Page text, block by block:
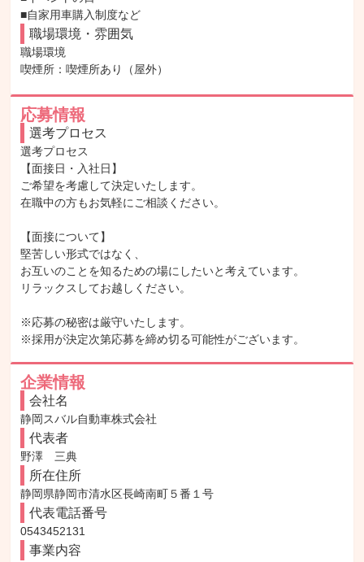
■自家用車購入制度など
職場環境・雰囲気
職場環境
喫煙所：喫煙所あり（屋外）
応募情報
選考プロセス
選考プロセス
【面接日・入社日】
ご希望を考慮して決定いたします。
在職中の方もお気軽にご相談ください。
【面接について】
堅苦しい形式ではなく、
お互いのことを知るための場にしたいと考えています。
リラックスしてお越しください。
※応募の秘密は厳守いたします。
※採用が決定次第応募を締め切る可能性がございます。
企業情報
会社名
静岡スバル自動車株式会社
代表者
野澤　三典
所在住所
静岡県静岡市清水区長崎南町５番１号
代表電話番号
0543452131
事業内容